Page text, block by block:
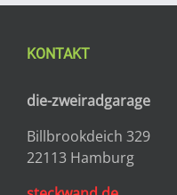
KONTAKT
die-zweiradgarage
Billbrookdeich 329
22113 Hamburg